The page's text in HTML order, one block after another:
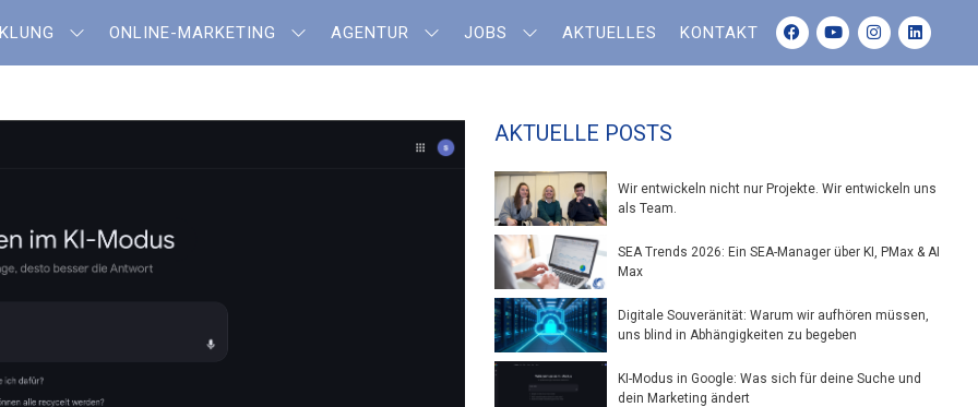
ONLINE-MARKETING AGENTUR JOBS AKTUELLES KONTAKT
AKTUELLE POSTS
Wir entwickeln nicht nur Projekte. Wir entwickeln uns
als Team.
SEA Trends 2026: Ein SEA-Manager über KI, PMax & AI
Max
Digitale Souveränität: Warum wir aufhören müssen,
uns blind in Abhängigkeiten zu begeben
KI-Modus in Google: Was sich für deine Suche und
dein Marketing ändert